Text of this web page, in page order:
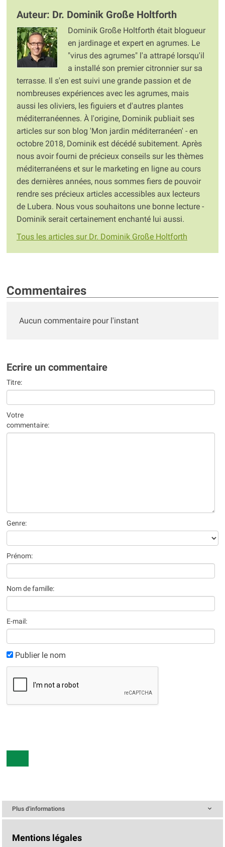
Auteur: Dr. Dominik Große Holtforth
Dominik Große Holtforth était blogueur
en jardinage et expert en agrumes. Le
"virus des agrumes" l'a attrapé lorsqu'il
a installé son premier citronnier sur sa
terrasse. Il s'en est suivi une grande passion et de
nombreuses expériences avec les agrumes, mais
aussi les oliviers, les figuiers et d'autres plantes
méditerranéennes. À l'origine, Dominik publiait ses
articles sur son blog 'Mon jardin méditerranéen' - en
octobre 2018, Dominik est décédé subitement. Après
nous avoir fourni de précieux conseils sur les thèmes
méditerranéens et sur le marketing en ligne au cours
des dernières années, nous sommes fiers de pouvoir
rendre ses précieux articles accessibles aux lecteurs
de Lubera. Nous vous souhaitons une bonne lecture -
Dominik serait certainement enchanté lui aussi.
Tous les articles sur Dr. Dominik Große Holtforth
Commentaires
Aucun commentaire pour l'instant
Ecrire un commentaire
Titre:
Votre
commentaire:
Genre:
Prénom:
Nom de famille:
E-mail:
Publier le nom
Plus d'informations
Mentions légales